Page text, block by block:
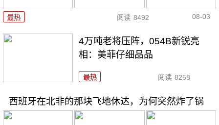
最热 阅读 8492 08-03
4万吨老将压阵，054B新锐亮
相：美菲仔细品品
最热 阅读 8258
西班牙在北非的那块飞地休达，为何突然炸了锅